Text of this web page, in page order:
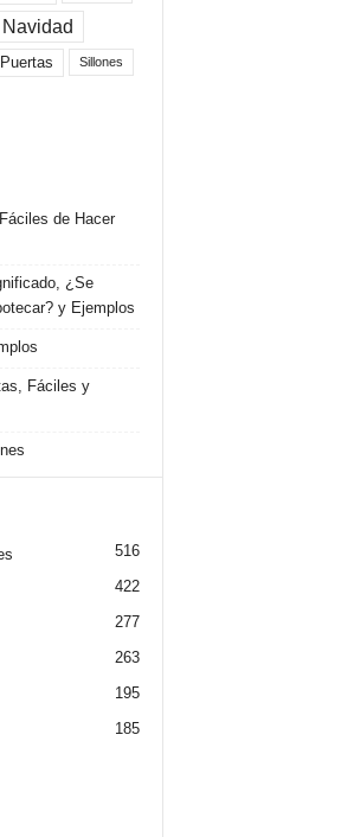
Navidad
Puertas Sillones
de Hacer
¿Se
y Ejemplos
Fáciles y
516
422
277
263
195
185